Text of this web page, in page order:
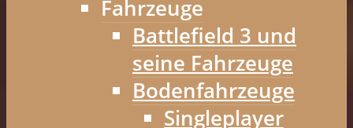
Fahrzeuge
Battlefield 3 und
seine Fahrzeuge
Bodenfahrzeuge
Singleplayer